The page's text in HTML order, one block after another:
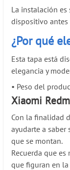
La instalación es
dispositivo
¿Por qué
Esta tapa está
elegancia y
• Peso del
Xiaomi
Con la finalidad
ayudarte a
que se montan.
Recuerda que
que figuran en